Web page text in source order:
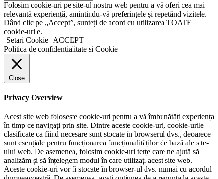
Folosim cookie-uri pe site-ul nostru web pentru a vă oferi cea mai
relevantă experiență, amintindu-vă preferințele și repetând vizitele.
Dând clic pe „Accept”, sunteți de acord cu utilizarea TOATE
cookie-urile.
Setari Cookie
ACCEPT
Politica de confidentialitate si Cookie
Close
Privacy Overview
Acest site web folosește cookie-uri pentru a vă îmbunătăți experiența
în timp ce navigați prin site. Dintre aceste cookie-uri, cookie-urile
clasificate ca fiind necesare sunt stocate în browserul dvs., deoarece
sunt esențiale pentru funcționarea funcționalităților de bază ale site-
ului web. De asemenea, folosim cookie-uri terțe care ne ajută să
analizăm și să înțelegem modul în care utilizați acest site web.
Aceste cookie-uri vor fi stocate în browser-ul dvs. numai cu acordul